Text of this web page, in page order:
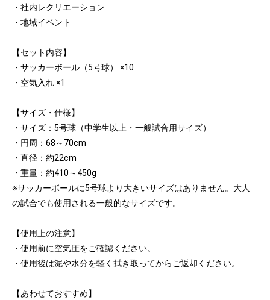
・社内レクリエーション
・地域イベント
【セット内容】
・サッカーボール（5号球） ×10
・空気入れ ×1
【サイズ・仕様】
・サイズ：5号球（中学生以上・一般試合用サイズ）
・円周：68～70cm
・直径：約22cm
・重量：約410～450g
※サッカーボールに5号球より大きいサイズはありません。大人
の試合でも使用される一般的なサイズです。
【使用上の注意】
・使用前に空気圧をご確認ください。
・使用後は泥や水分を軽く拭き取ってからご返却ください。
【あわせておすすめ】